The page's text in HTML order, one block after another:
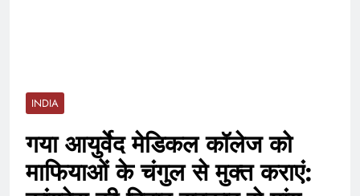
INDIA
गया आयुर्वेद मेडिकल कॉलेज को
माफियाओं के चंगुल से मुक्त कराएं: